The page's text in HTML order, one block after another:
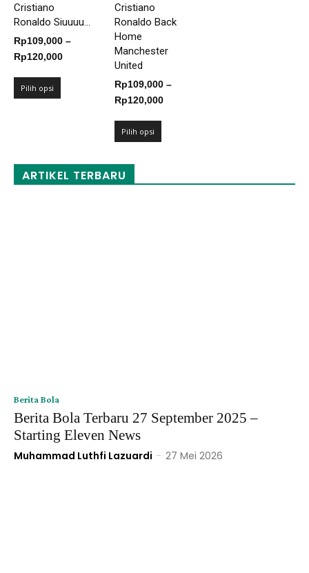
Cristiano
Ronaldo Siuuuu...
Rp109,000 –
Rp120,000Rentang
Pilih opsi
Cristiano
Ronaldo Back
Home
Manchester
United
Rp109,000 –
Rp120,000Rentang
Pilih opsi
ARTIKEL TERBARU
Berita Bola
Berita Bola Terbaru 27 September 2025 –
Starting Eleven News
Muhammad Luthfi Lazuardi - 27 Mei 2026